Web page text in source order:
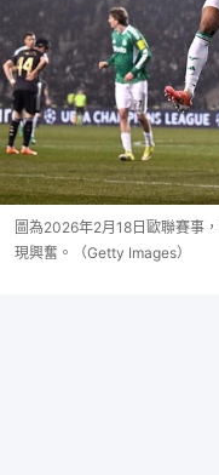
圖為2026年2月18日歐聯賽事
現興奮。（Getty Images）